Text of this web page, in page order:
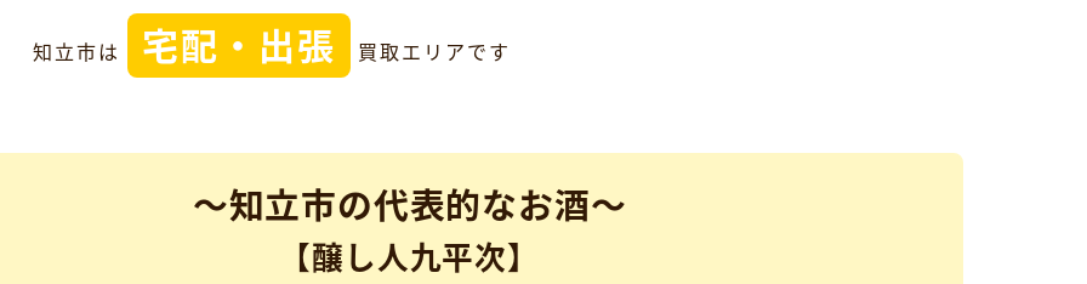
知立市は 宅配・出張 買取エリアです
～知立市の代表的なお酒～
【醸し人九平次】